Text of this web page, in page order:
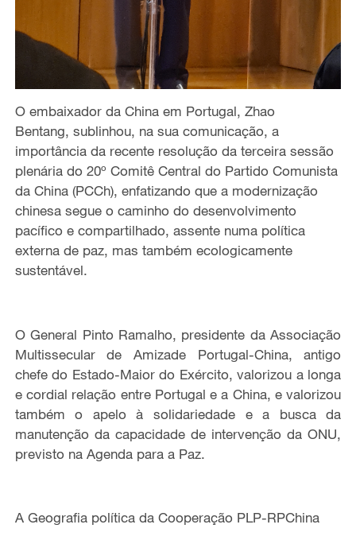
O embaixador da China em Portugal, Zhao
Bentang, sublinhou, na sua comunicação, a
importância da recente resolução da terceira sessão
plenária do 20º Comitê Central do Partido Comunista
da China (PCCh), enfatizando que a modernização
chinesa segue o caminho do desenvolvimento
pacífico e compartilhado, assente numa política
externa de paz, mas também ecologicamente
sustentável.
O General Pinto Ramalho, presidente da Associação
Multissecular de Amizade Portugal-China, antigo
chefe do Estado-Maior do Exército, valorizou a longa
e cordial relação entre Portugal e a China, e valorizou
também o apelo à solidariedade e a busca da
manutenção da capacidade de intervenção da ONU,
previsto na Agenda para a Paz.
A Geografia política da Cooperação PLP-RPChina